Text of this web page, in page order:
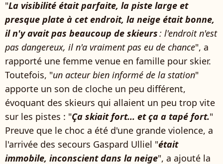
"La visibilité était parfaite, la piste large et
presque plate à cet endroit, la neige était bonne,
il n'y avait pas beaucoup de skieurs: l'endroit n'est
pas dangereux, il n'a vraiment pas eu de chance", a
rapporté une femme venue en famille pour skier.
Toutefois, "un acteur bien informé de la station"
apporte un son de cloche un peu différent,
évoquant des skieurs qui allaient un peu trop vite
sur les pistes : "Ça skiait fort... et ça a tapé fort."
Preuve que le choc a été d'une grande violence, a
l'arrivée des secours Gaspard Ulliel "était
immobile, inconscient dans la neige", a ajouté la